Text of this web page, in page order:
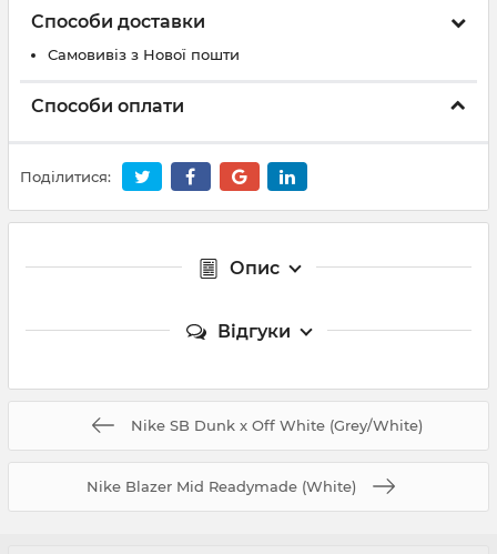
Способи доставки
Самовивіз з Нової пошти
Способи оплати
Поділитися:
Опис
Відгуки
Nike SB Dunk x Off White (Grey/White)
Nike Blazer Mid Readymade (White)